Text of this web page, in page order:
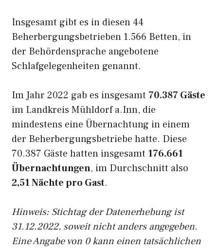
Insgesamt gibt es in diesen 44
Beherbergungsbetrieben 1.566 Betten, in
der Behördensprache angebotene
Schlafgelegenheiten genannt.
Im Jahr 2022 gab es insgesamt 70.387 Gäste
im Landkreis Mühldorf a.Inn, die
mindestens eine Übernachtung in einem
der Beherbergungsbetriebe hatte. Diese
70.387 Gäste hatten insgesamt 176.661
Übernachtungen, im Durchschnitt also
2,51 Nächte pro Gast.
Hinweis: Stichtag der Datenerhebung ist
31.12.2022, soweit nicht anders angegeben.
Eine Angabe von 0 kann einen tatsächlichen